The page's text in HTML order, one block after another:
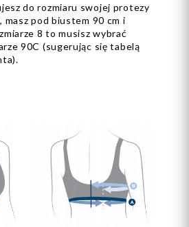
do rozmiaru swojej protezy
masz pod biustem 90 cm i
8 to musisz wybrać
90C (sugerując się tabelą